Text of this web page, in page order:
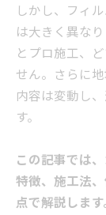
しかし、フィ
は大きく異な
とプロ施工、
せん。さらに
内容は変動し
す。
この記事では
特徴、施工法
点で解説します